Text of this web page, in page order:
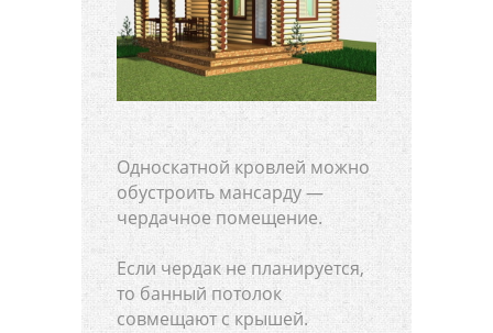
Односкатной кровлей можно
обустроить мансарду —
чердачное помещение.
Если чердак не планируется,
то банный потолок
совмещают с крышей.